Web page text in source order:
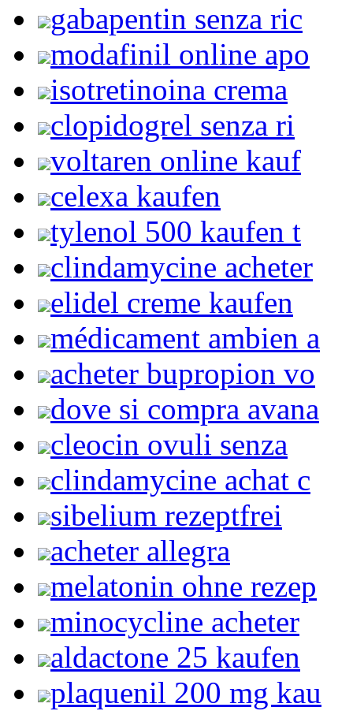
gabapentin senza ric
modafinil online apo
isotretinoina crema
clopidogrel senza ri
voltaren online kauf
celexa kaufen
tylenol 500 kaufen t
clindamycine acheter
elidel creme kaufen
médicament ambien a
acheter bupropion vo
dove si compra avana
cleocin ovuli senza
clindamycine achat c
sibelium rezeptfrei
acheter allegra
melatonin ohne rezep
minocycline acheter
aldactone 25 kaufen
plaquenil 200 mg kau